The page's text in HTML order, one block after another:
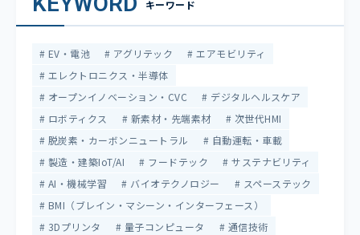
キーワード
EV・電池 アグリテック
エアモビリティ
エレクトロニクス・半導体
オープンイノベーション・CVC
デジタルヘルスケア
ロボティクス
新素材・先端素材
次世代HMI
脱炭素・カーボンニュートラル
自動運転・車載
製造・建築IoT/AI
フードテック
サステナビリティ
AI・機械学習
バイオテクノロジー
スペーステック
BMI（ブレイン・マシーン・インターフェース）
3Dプリンタ
量子コンピュータ 通信技術